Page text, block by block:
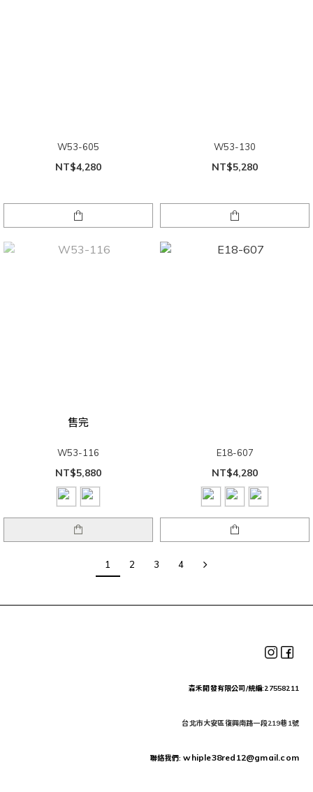
W53-605
NT$4,280
W53-130
NT$5,280
售完
W53-116
NT$5,880
E18-607
NT$4,280
1 2 3 4
森禾開發有限公司/統編:27558211
台北市大安區復興南路一段219巷1號
聯絡我們:whiple38red12@gmail.com